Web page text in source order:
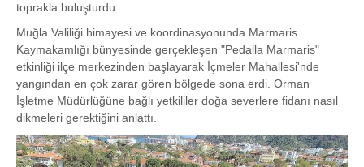
toprakla buluşturdu.
Muğla Valiliği himayesi ve koordinasyonunda Marmaris
Kaymakamlığı bünyesinde gerçekleşen "Pedalla Marmaris"
etkinliği ilçe merkezinden başlayarak İçmeler Mahallesi'nde
yangından en çok zarar gören bölgede sona erdi. Orman
İşletme Müdürlüğüne bağlı yetkililer doğa severlere fidanı nasıl
dikmeleri gerektiğini anlattı.